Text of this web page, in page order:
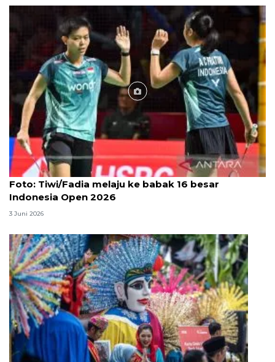
Foto
Foto: Tiwi/Fadia melaju ke babak 16 besar
Indonesia Open 2026
3 Juni 2026